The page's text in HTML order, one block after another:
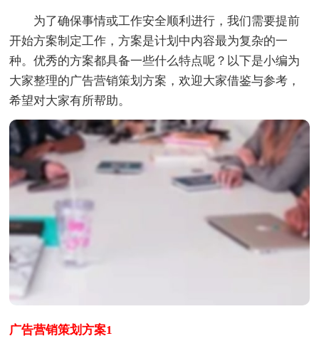
为了确保事情或工作安全顺利进行，我们需要提前
开始方案制定工作，方案是计划中内容最为复杂的一
种。优秀的方案都具备一些什么特点呢？以下是小编为
大家整理的广告营销策划方案，欢迎大家借鉴与参考，
希望对大家有所帮助。
广告营销策划方案1